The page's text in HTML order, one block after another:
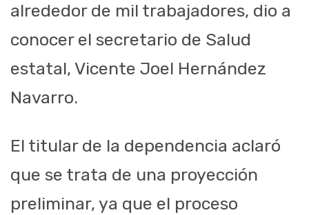
alrededor de mil trabajadores, dio a
conocer el secretario de Salud
estatal, Vicente Joel Hernández
Navarro.
El titular de la dependencia aclaró
que se trata de una proyección
preliminar, ya que el proceso